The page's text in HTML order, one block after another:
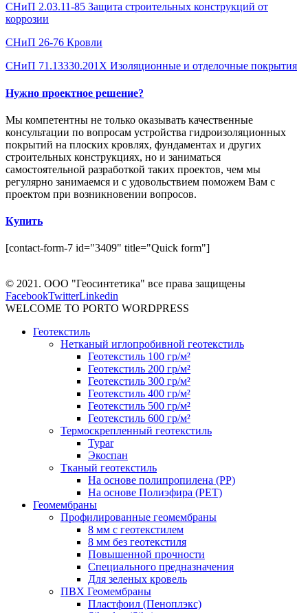
СНиП 2.03.11-85 Защита строительных конструкций от
коррозии
СНиП 26-76 Кровли
СНиП 71.13330.201Х Изоляционные и отделочные покрытия
Нужно проектное решение?
Мы компетентны не только оказывать качественные
консультации по вопросам устройства гидроизоляционных
покрытий на плоских кровлях, фундаментах и других
строительных конструкциях, но и заниматься
самостоятельной разработкой таких проектов, чем мы
регулярно занимаемся и с удовольствием поможем Вам с
проектом при возникновении вопросов.
Купить
[contact-form-7 id="3409" title="Quick form"]
© 2021. ООО "Геосинтетика" все права защищены
FacebookTwitterLinkedin
WELCOME TO PORTO WORDPRESS
Геотекстиль
Нетканый иглопробивной геотекстиль
Геотекстиль 100 гр/м²
Геотекстиль 200 гр/м²
Геотекстиль 300 гр/м²
Геотекстиль 400 гр/м²
Геотекстиль 500 гр/м²
Геотекстиль 600 гр/м²
Термоскрепленный геотекстиль
Typar
Экоспан
Тканый геотекстиль
На основе полипропилена (PP)
На основе Полиэфира (PET)
Геомембраны
Профилированные геомембраны
8 мм с геотекстилем
8 мм без геотекстиля
Повышенной прочности
Специального предназначения
Для зеленых кровель
ПВХ Геомембраны
Пластфоил (Пеноплэкс)